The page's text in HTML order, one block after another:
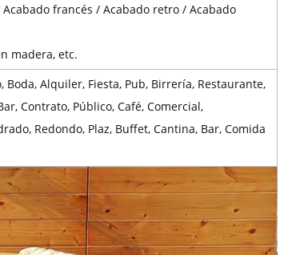
francés / Acabado retro / Acabado
madera, etc.
Boda, Alquiler, Fiesta, Pub, Birrería, Restaurante,
Contrato, Público, Café, Comercial,
Redondo, Plaz, Buffet, Cantina, Bar, Comida